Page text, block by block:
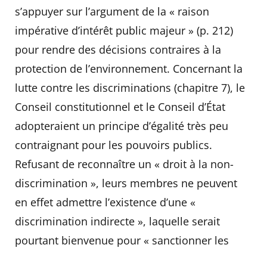
s’appuyer sur l’argument de la « raison
impérative d’intérêt public majeur » (p. 212)
pour rendre des décisions contraires à la
protection de l’environnement. Concernant la
lutte contre les discriminations (chapitre 7), le
Conseil constitutionnel et le Conseil d’État
adopteraient un principe d’égalité très peu
contraignant pour les pouvoirs publics.
Refusant de reconnaître un « droit à la non-
discrimination », leurs membres ne peuvent
en effet admettre l’existence d’une «
discrimination indirecte », laquelle serait
pourtant bienvenue pour « sanctionner les